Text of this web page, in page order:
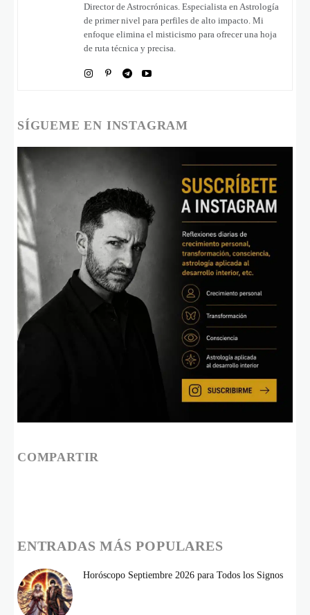
Director de Astrocrónicas. Especialista en Astrología
de primer nivel para perfiles de alto impacto. Mi
enfoque elimina el misticismo para ofrecer una hoja
de ruta técnica y precisa.
SÍGUEME EN INSTAGRAM
COMPARTIR
ENTRADAS MÁS POPULARES
Horóscopo Septiembre 2026 para Todos los Signos